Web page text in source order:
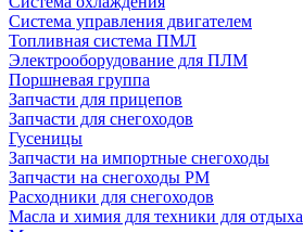
Система управления двигателем
Топливная система ПМЛ
Электрооборудование для ПЛМ
Поршневая группа
Запчасти для прицепов
Запчасти для снегоходов
Гусеницы
Запчасти на импортные снегоходы
Запчасти на снегоходы РМ
Расходники для снегоходов
Масла и химия для техники для отдыха